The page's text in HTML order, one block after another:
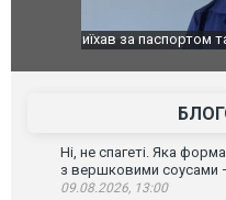
Одесу накрила
Ні, не спагеті. Яка
з вершковими соусами
09.08.2026, 13:00